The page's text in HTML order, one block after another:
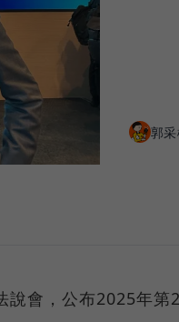
郭
會，公布2025年第